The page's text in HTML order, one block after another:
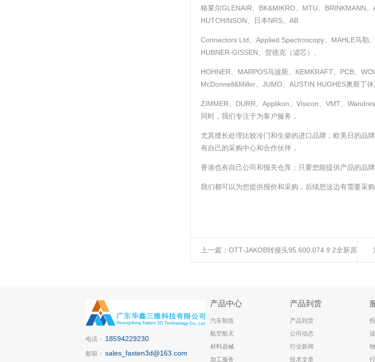
格莱尔GLENAIR、BK&MIKRO、MTU、BRINKMANN
HUTCHINSON、日本NRS、AB
Connectors Ltd、Applied Spectroscopy、MAHLE马勒
HUBNER-GISSEN、贺德克（滤芯）、
HOHNER、MARPOS马波斯、KEMKRAFT、PCB、
McDonnell&Miller、JUMO、AUSTIN HUGHES奥斯丁休
ZIMMER、DURR、Applikon、Visicon、VMT、
同时，我们专注于为客户服务，
尤其擅长处理比较冷门和生僻的进口品牌，欧美日的品
有自己的采购中心和合作伙伴，
香港也有自己公司和报关仓库；只要您能提供产品的品
我们都可以为您提供报价和采购，后续您这边有需要采
上一篇： OTT-JAKOB转接头95.600.074.9.2全新原
电话： 18594229230
邮箱： sales_fasten3d@163.com
产品中心
汽车制造
航空航天
材料器械
加工服务
产品到货
产品到货
公司动态
行业新闻
技术文章